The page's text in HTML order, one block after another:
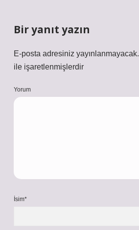
Bir yanıt yazın
E-posta adresiniz yayınlanmayacak.
ile işaretlenmişlerdir
Yorum
İsim*